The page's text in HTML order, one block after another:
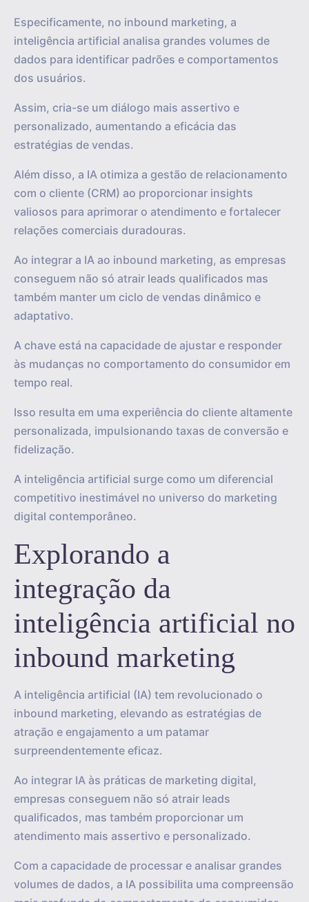
Especificamente, no inbound marketing, a
inteligência artificial analisa grandes volumes de
dados para identificar padrões e comportamentos
dos usuários.
Assim, cria-se um diálogo mais assertivo e
personalizado, aumentando a eficácia das
estratégias de vendas.
Além disso, a IA otimiza a gestão de relacionamento
com o cliente (CRM) ao proporcionar insights
valiosos para aprimorar o atendimento e fortalecer
relações comerciais duradouras.
Ao integrar a IA ao inbound marketing, as empresas
conseguem não só atrair leads qualificados mas
também manter um ciclo de vendas dinâmico e
adaptativo.
A chave está na capacidade de ajustar e responder
às mudanças no comportamento do consumidor em
tempo real.
Isso resulta em uma experiência do cliente altamente
personalizada, impulsionando taxas de conversão e
fidelização.
A inteligência artificial surge como um diferencial
competitivo inestimável no universo do marketing
digital contemporâneo.
Explorando a
integração da
inteligência artificial no
inbound marketing
A inteligência artificial (IA) tem revolucionado o
inbound marketing, elevando as estratégias de
atração e engajamento a um patamar
surpreendentemente eficaz.
Ao integrar IA às práticas de marketing digital,
empresas conseguem não só atrair leads
qualificados, mas também proporcionar um
atendimento mais assertivo e personalizado.
Com a capacidade de processar e analisar grandes
volumes de dados, a IA possibilita uma compreensão